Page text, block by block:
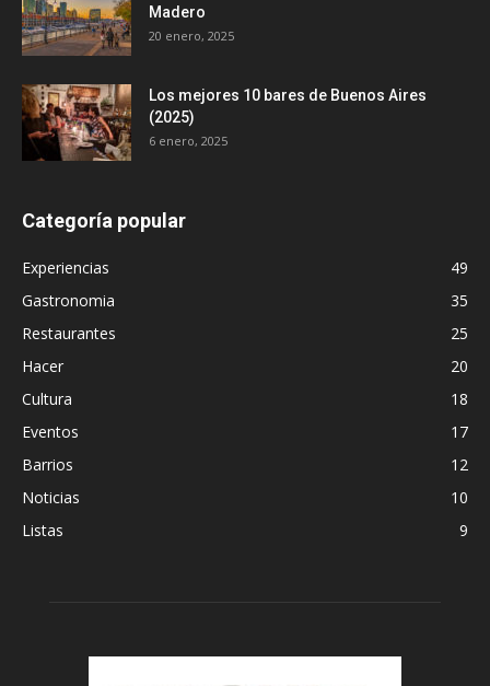
Madero
20 enero, 2025
Los mejores 10 bares de Buenos Aires
(2025)
6 enero, 2025
Categoría popular
Experiencias
49
Gastronomia
35
Restaurantes
25
Hacer
20
Cultura
18
Eventos
17
Barrios
12
Noticias
10
Listas
9